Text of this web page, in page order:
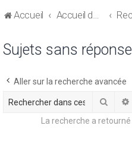
Accueil Accueil du forum
Sujets sans réponse
Aller sur la recherche avancée
La recherche a